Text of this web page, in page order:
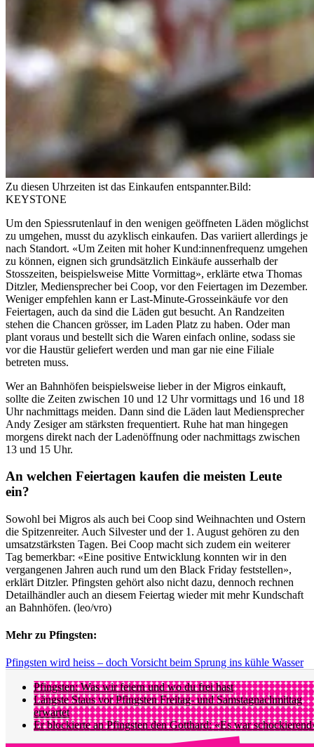
Zu diesen Uhrzeiten ist das Einkaufen entspannter.Bild:
KEYSTONE
Um den Spiessrutenlauf in den wenigen geöffneten Läden möglichst
zu umgehen, musst du azyklisch einkaufen. Das variiert allerdings je
nach Standort. «Um Zeiten mit hoher Kund:innenfrequenz umgehen
zu können, eignen sich grundsätzlich Einkäufe ausserhalb der
Stosszeiten, beispielsweise Mitte Vormittag», erklärte etwa Thomas
Ditzler, Mediensprecher bei Coop, vor den Feiertagen im Dezember.
Weniger empfehlen kann er Last-Minute-Grosseinkäufe vor den
Feiertagen, auch da sind die Läden gut besucht. An Randzeiten
stehen die Chancen grösser, im Laden Platz zu haben. Oder man
plant voraus und bestellt sich die Waren einfach online, sodass sie
vor die Haustür geliefert werden und man gar nie eine Filiale
betreten muss.
Wer an Bahnhöfen beispielsweise lieber in der Migros einkauft,
sollte die Zeiten zwischen 10 und 12 Uhr vormittags und 16 und 18
Uhr nachmittags meiden. Dann sind die Läden laut Mediensprecher
Andy Zesiger am stärksten frequentiert. Ruhe hat man hingegen
morgens direkt nach der Ladenöffnung oder nachmittags zwischen
13 und 15 Uhr.
An welchen Feiertagen kaufen die meisten Leute
ein?
Sowohl bei Migros als auch bei Coop sind Weihnachten und Ostern
die Spitzenreiter. Auch Silvester und der 1. August gehören zu den
umsatzstärksten Tagen. Bei Coop macht sich zudem ein weiterer
Tag bemerkbar: «Eine positive Entwicklung konnten wir in den
vergangenen Jahren auch rund um den Black Friday feststellen»,
erklärt Ditzler. Pfingsten gehört also nicht dazu, dennoch rechnen
Detailhändler auch an diesem Feiertag wieder mit mehr Kundschaft
an Bahnhöfen. (leo/vro)
Mehr zu Pfingsten:
Pfingsten wird heiss – doch Vorsicht beim Sprung ins kühle Wasser
Pfingsten: Was wir feiern und wo du frei hast
Längste Staus vor Pfingsten Freitag- und Samstagnachmittag
erwartet
Er blockierte an Pfingsten den Gotthard: «Es war